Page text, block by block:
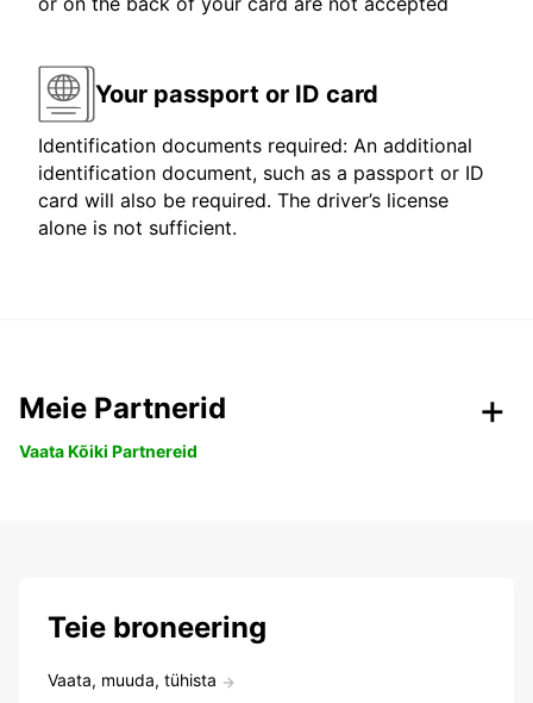
Your passport or ID card
Identification documents required: An additional
identification document, such as a passport or ID
card will also be required. The driver’s license
alone is not sufficient.
Meie Partnerid
Vaata Kõiki Partnereid
Teie broneering
Vaata, muuda, tühista